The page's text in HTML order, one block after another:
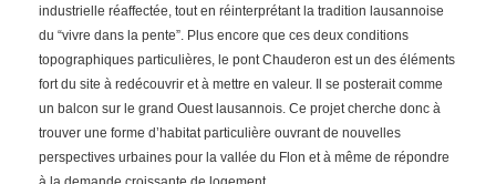
industrielle réaffectée, tout en réinterprétant la tradition lausannoise
du “vivre dans la pente”. Plus encore que ces deux conditions
topographiques particulières, le pont Chauderon est un des éléments
fort du site à redécouvrir et à mettre en valeur. Il se posterait comme
un balcon sur le grand Ouest lausannois. Ce projet cherche donc à
trouver une forme d’habitat particulière ouvrant de nouvelles
perspectives urbaines pour la vallée du Flon et à même de répondre